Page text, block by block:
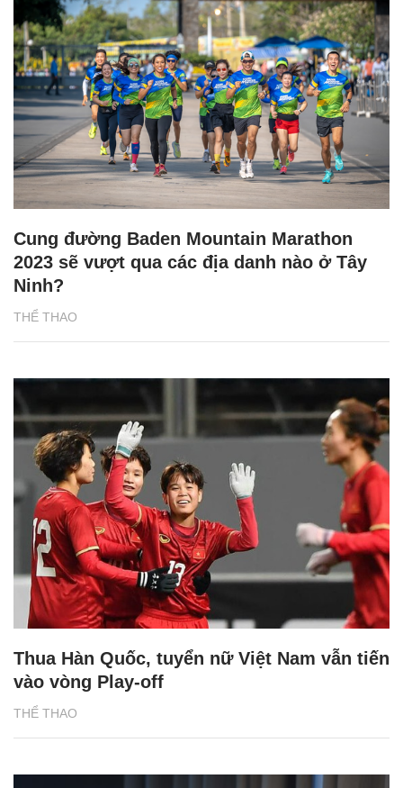
THỂ THAO
Cung đường Baden Mountain Marathon
2023 sẽ vượt qua các địa danh nào ở Tây
Ninh?
THỂ THAO
Thua Hàn Quốc, tuyển nữ Việt Nam vẫn tiến
vào vòng Play-off